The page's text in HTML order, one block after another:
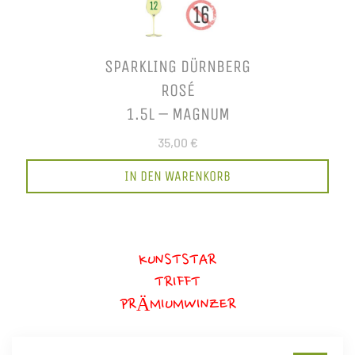
SPARKLING DÜRNBERG
ROSÉ
1.5L – MAGNUM
35,00 €
IN DEN WARENKORB
KUNSTSTAR
TRIFFT
PRÄMIUMWINZER